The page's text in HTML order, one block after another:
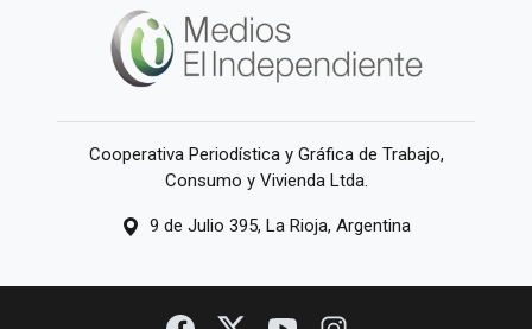
Cooperativa Periodística y Gráfica de Trabajo,
Consumo y Vivienda Ltda.
9 de Julio 395, La Rioja, Argentina